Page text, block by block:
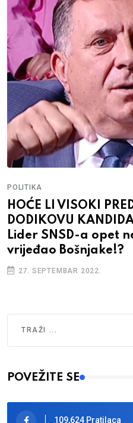
POLITIKA
HOĆE LI VISOKI
DODIKOVU
Lider SNSD-a opet
vrijeđao Bošnjake!?
27. SEPTEMBAR 2022.
Type 2 or more characters
POVEŽITE SE
109,624 Pratilaca